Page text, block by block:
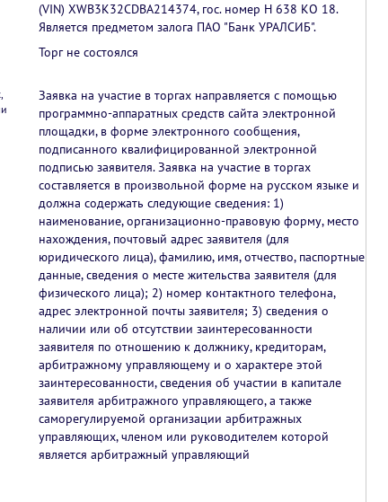
(VIN) XWB3K32CDBA214374, гос. номер Н 638 КО 18.
Является предметом залога ПАО "Банк УРАЛСИБ".
Торг не состоялся
Заявка на участие в торгах направляется с помощью
программно-аппаратных средств сайта электронной
площадки, в форме электронного сообщения,
подписанного квалифицированной электронной
подписью заявителя. Заявка на участие в торгах
составляется в произвольной форме на русском языке и
должна содержать следующие сведения: 1)
наименование, организационно-правовую форму, место
нахождения, почтовый адрес заявителя (для
юридического лица), фамилию, имя, отчество, паспортные
данные, сведения о месте жительства заявителя (для
физического лица); 2) номер контактного телефона,
адрес электронной почты заявителя; 3) сведения о
наличии или об отсутствии заинтересованности
заявителя по отношению к должнику, кредиторам,
арбитражному управляющему и о характере этой
заинтересованности, сведения об участии в капитале
заявителя арбитражного управляющего, а также
саморегулируемой организации арбитражных
управляющих, членом или руководителем которой
является арбитражный управляющий